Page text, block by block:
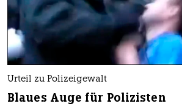
Urteil zu Polizeigewalt
Blaues Auge für Polizisten